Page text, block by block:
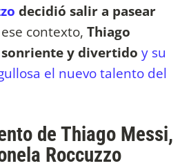
decidió salir a pasear
contexto, Thiago
y divertido y su
el nuevo talento del
de Thiago Messi,
Roccuzzo